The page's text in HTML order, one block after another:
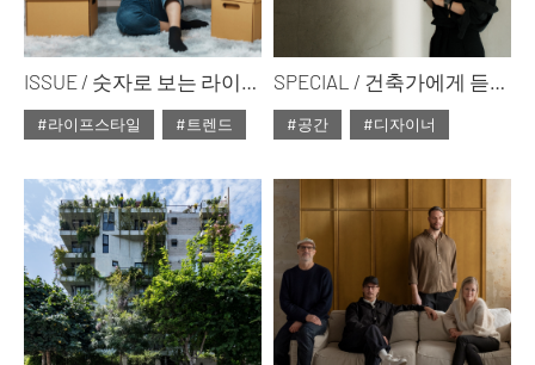
ISSUE / 숫자로 보는 라이프스타일
#라이프스타일
#트렌드
#ISSUE300
SPECIAL / 건축가에게 듣는 자연과 공간
#공간
#디자이너
#ISSUE300